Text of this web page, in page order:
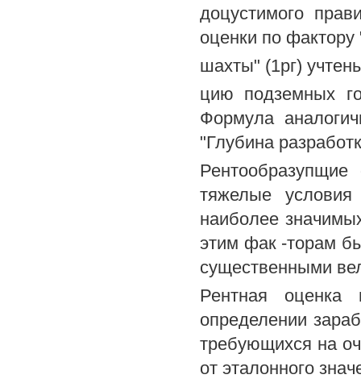
доцустимого
оценки по фактору
шахты" (1рг)
цию подземных
Формула
"Глубина
тяжелые
наиболее
этим фак -торам
существенными
Рентная
определении
требующихся на
от эталонного